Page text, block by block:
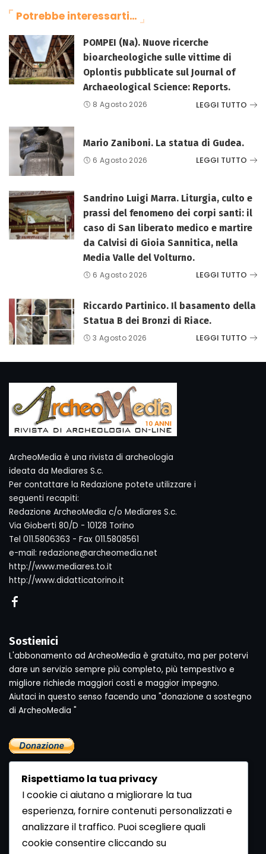
Potrebbe interessarti…
POMPEI (Na). Nuove ricerche
bioarcheologiche sulle vittime di
Oplontis pubblicate sul Journal of
Archaeological Science: Reports.
8 Agosto 2026 LEGGI TUTTO
Mario Zaniboni. La statua di Gudea.
6 Agosto 2026 LEGGI TUTTO
Sandrino Luigi Marra. Liturgia, culto e
prassi del fenomeno dei corpi santi: il
caso di San liberato medico e martire
da Calvisi di Gioia Sannitica, nella
Media Valle del Volturno.
6 Agosto 2026 LEGGI TUTTO
Riccardo Partinico. Il basamento della
Statua B dei Bronzi di Riace.
3 Agosto 2026 LEGGI TUTTO
ArcheoMedia è una rivista di archeologia
ideata da Mediares S.c.
Per contattare la Redazione potete utilizzare i
seguenti recapiti:
Redazione ArcheoMedia c/o Mediares S.c.
Via Gioberti 80/D - 10128 Torino
Tel 011.5806363 - Fax 011.5808561
e-mail: redazione@archeomedia.net
http://www.mediares.to.it
http://www.didatticatorino.it
Sostienici
L'abbonamento ad ArcheoMedia è gratuito, ma per potervi
dare un servizio sempre più completo, più tempestivo e
migliore richiede maggiori costi e maggior impegno.
Aiutaci in questo senso facendo una "donazione a sostegno
di ArcheoMedia "
Newsletter
Rispettiamo la tua privacy
I cookie ci aiutano a migliorare la tua
esperienza, fornire contenuti personalizzati e
analizzare il traffico. Puoi scegliere quali
cookie consentire cliccando su